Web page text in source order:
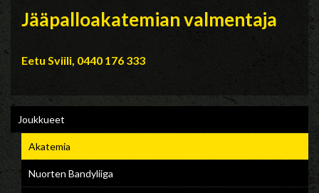
Jääpalloakatemian valmentaja
Eetu Sviili, 0440 176 333
Joukkueet
Akatemia
Nuorten Bandyliiga